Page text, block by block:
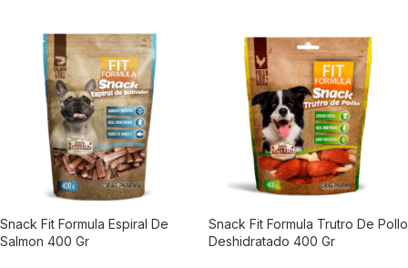
Snack Fit Formula Espiral De
Salmon 400 Gr
Snack Fit Formula Trutro De Pollo
Deshidratado 400 Gr